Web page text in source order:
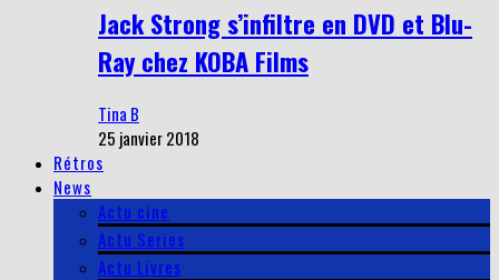
Jack Strong s’infiltre en DVD et Blu-
Ray chez KOBA Films
Tina B
25 janvier 2018
Rétros
News
Actu cine
Actu Series
Actu Livres